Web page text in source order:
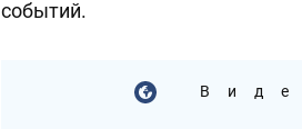
событий.